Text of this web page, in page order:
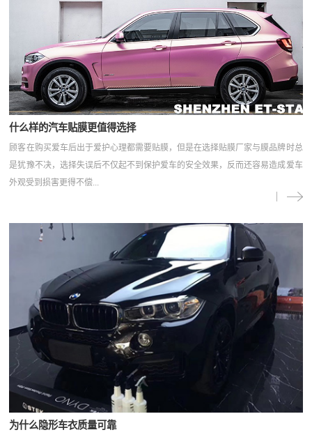
什么样的汽车贴膜更值得选择
顾客在购买爱车后出于爱护心理都需要贴膜，但是在选择贴膜厂家与膜品牌时总
是犹豫不决，选择失误后不仅起不到保护爱车的安全效果，反而还容易造成爱车
外观受到损害更得不偿...
为什么隐形车衣质量可靠